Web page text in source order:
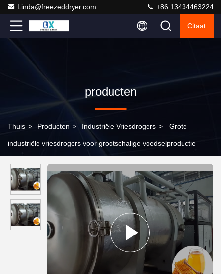
Linda@freezeddryer.com +86 13434463224
Citaat
producten
Thuis > Producten > Industriële Vriesdrogers > Grote
industriële vriesdrogers voor grootschalige voedselproductie